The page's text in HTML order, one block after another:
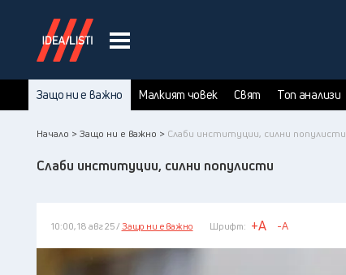
Защо ни е важно Малкият човек Свят Топ анализи
Начало > Защо ни е важно > Слаби институции, силни популисти
Слаби институции, силни популисти
10:00, 18 авг 25 / Защо ни е важно Шрифт: +A -A